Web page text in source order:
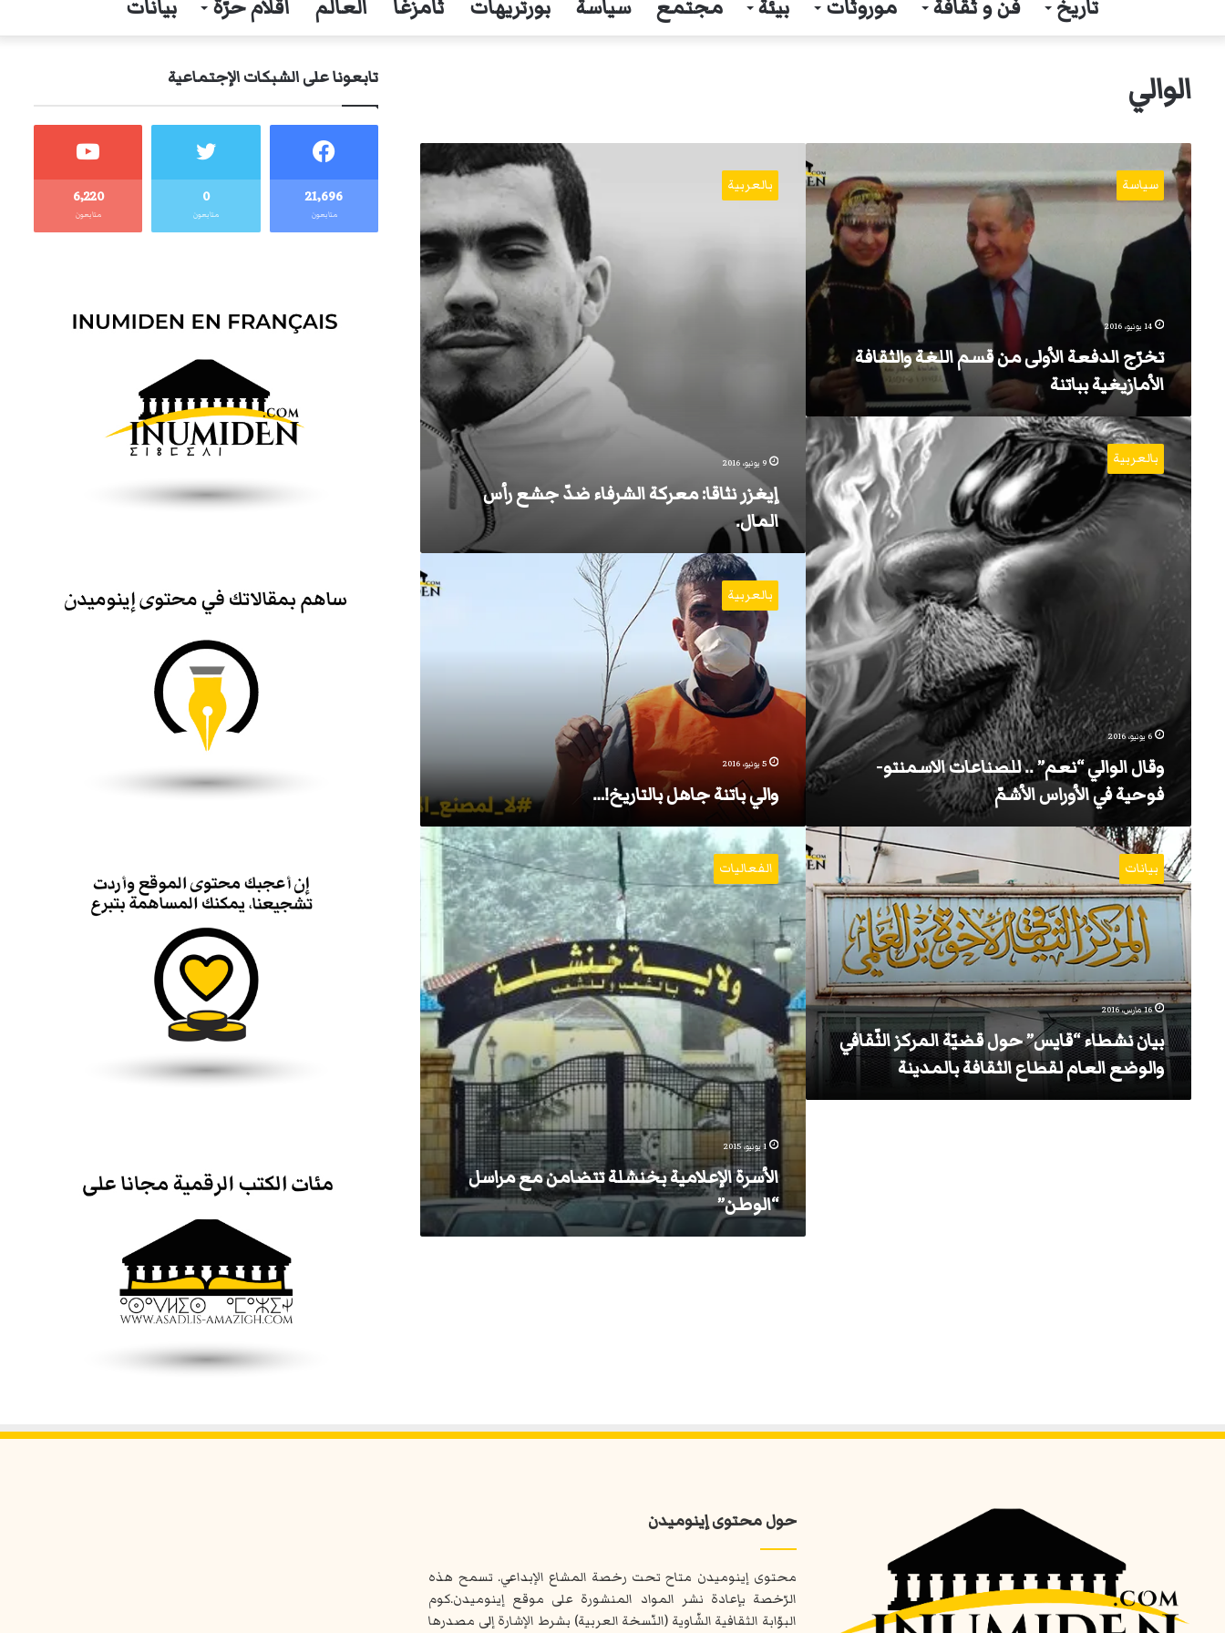
تاريخ فن و ثقافة موروثات بيئة مجتمع سياسة بورتريهات ثامزغا العالم أقلام حرّة بيانات
الوالي
تخرّج
الدفعة
الأولى
من
قسم
اللغة
سياسة
14 يونيو، 2016
تخرّج الدفعة الأولى من قسم اللغة والثقافة
الأمازيغية بباتنة
نثاقا:
معركة
الشرفاء
رأس
بالعربية
9 يونيو، 2016
إيغزر نثاقا: معركة الشرفاء ضدّ جشع رأس
المال.
وقال
الوالي
“نعم”
..
للصناعات
الاسمنتو-
فوحية
الأوراس
بالعربية
6 يونيو، 2016
وقال الوالي “نعم” .. للصناعات الاسمنتو-
فوحية في الأوراس الأشمّ
والي
بالتاريخ!…
بالعربية
5 يونيو، 2016
والي باتنة جاهل بالتاريخ!…
بيان
نشطاء
“قايس”
حول
قضيّة
المركز
الثّقافي
والوضع
العام
لقطاع
الثقافة
بالمدينة
بيانات
16 مارس، 2016
بيان نشطاء “قايس” حول قضيّة المركز الثّقافي
والوضع العام لقطاع الثقافة بالمدينة
الأسرة
الإعلامية
بخنشلة
تتضامن
مع
مراسل
“الوطن”
الفعاليات
1 يونيو، 2015
الأسرة الإعلامية بخنشلة تتضامن مع مراسل
“الوطن”
تابعونا على الشبكات الإجتماعية
21٬696
متابعون
0
متابعون
6٬220
متابعون
حول محتوى إينوميدن
محتوى إينوميدن متاح تحت رخصة المشاع الإبداعي. تسمح هذه
الرّخصة بإعادة نشر المواد المنشورة على موقع إينوميدن.كوم
البوّابة الثقافية الشّاوية (النّسخة العربية) بشرط الإشارة إلى مصدرها